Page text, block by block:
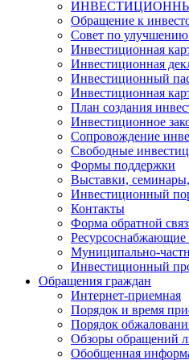
Обращение к
Совет по улучшению
Инвестиционная
Инвестиционная
Инвестиционный
Инвестиционная
План создания
Инвестиционное
Сопровождение
Свободные
Формы поддержки
Выставки,
Инвестиционный
Контакты
Форма обратной
Ресурсоснабжающие
Муниципально-
Инвестиционный
Обращения граждан
Интернет-приемная
Порядок и время
Порядок
Обзоры обращений
Обобщенная